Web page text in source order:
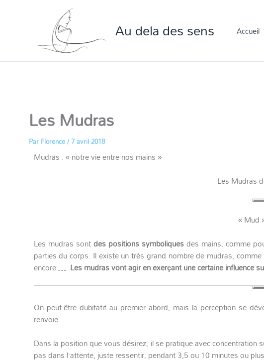
Au dela des sens Accueil
Les Mudras
ParFlorence/7 avril 2018
Mudras : « notre vie entre nos mains »
Les Mudras
« Mud
Les mudras sontdes positions symboliquesdes mains, comme
parties du corps. Il existe un très grand nombre de mudras,
encore …. Les mudras vont agir en exerçant une certaine influence
On peut-être dubitatif au premier abord, mais la perception se
renvoie.
Dans la position que vous désirez, il se pratique avec
pas dans l’attente, juste ressentir, pendant 3,5 ou 10 minutes ou